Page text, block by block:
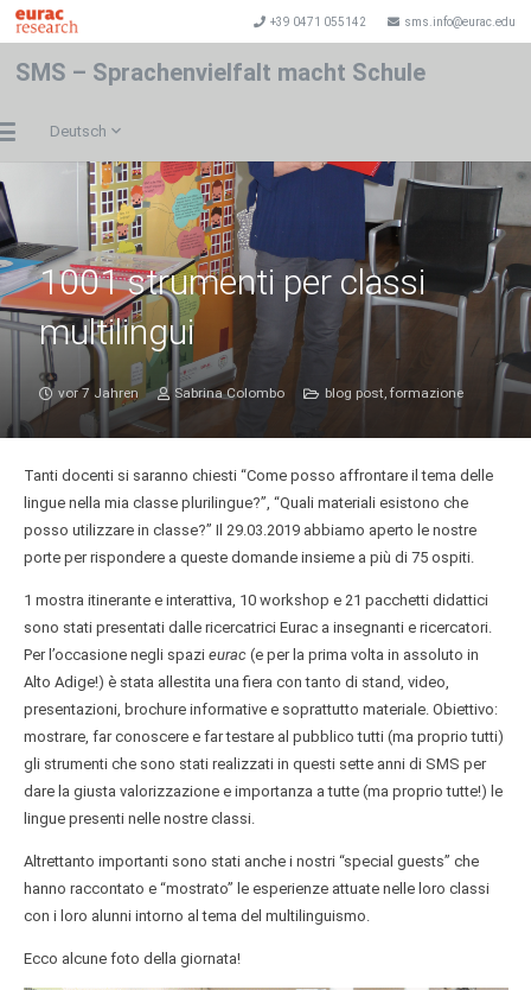
+39 0471 055142 sms.info@eurac.edu
SMS – Sprachenvielfalt macht Schule
Deutsch
1001 strumenti per classi
multilingui
vor 7 Jahren Sabrina Colombo blog post, formazione
Tanti docenti si saranno chiesti “Come posso affrontare il tema delle
lingue nella mia classe plurilingue?”, “Quali materiali esistono che
posso utilizzare in classe?” Il 29.03.2019 abbiamo aperto le nostre
porte per rispondere a queste domande insieme a più di 75 ospiti.
1 mostra itinerante e interattiva, 10 workshop e 21 pacchetti didattici
sono stati presentati dalle ricercatrici Eurac a insegnanti e ricercatori.
Per l’occasione negli spazi eurac (e per la prima volta in assoluto in
Alto Adige!) è stata allestita una fiera con tanto di stand, video,
presentazioni, brochure informative e soprattutto materiale. Obiettivo:
mostrare, far conoscere e far testare al pubblico tutti (ma proprio tutti)
gli strumenti che sono stati realizzati in questi sette anni di SMS per
dare la giusta valorizzazione e importanza a tutte (ma proprio tutte!) le
lingue presenti nelle nostre classi.
Altrettanto importanti sono stati anche i nostri “special guests” che
hanno raccontato e “mostrato” le esperienze attuate nelle loro classi
con i loro alunni intorno al tema del multilinguismo.
Ecco alcune foto della giornata!